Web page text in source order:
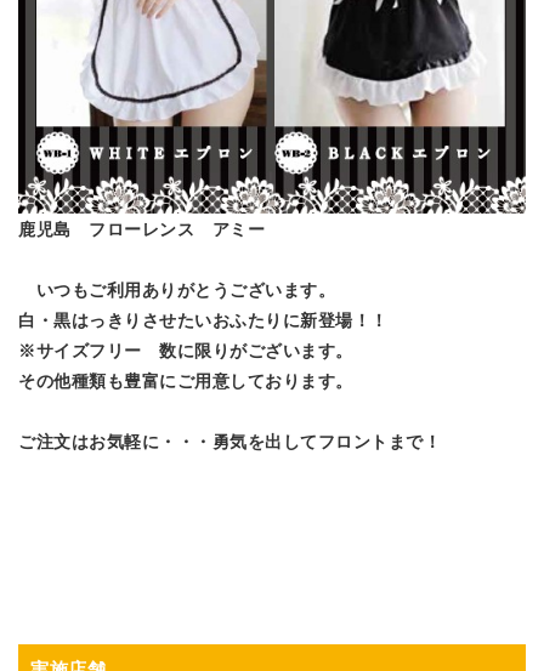
鹿児島 フローレンス アミー
いつもご利用ありがとうございます。
白・黒はっきりさせたいおふたりに新登場！！
※サイズフリー 数に限りがございます。
その他種類も豊富にご用意しております。
ご注文はお気軽に・・・勇気を出してフロントまで！